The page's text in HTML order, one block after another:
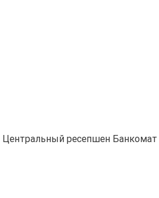
Центральный ресепшен Банкомат